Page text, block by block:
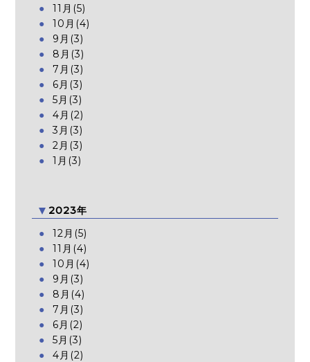
11月(5)
10月(4)
9月(3)
8月(3)
7月(3)
6月(3)
5月(3)
4月(2)
3月(3)
2月(3)
1月(3)
2023年
12月(5)
11月(4)
10月(4)
9月(3)
8月(4)
7月(3)
6月(2)
5月(3)
4月(2)